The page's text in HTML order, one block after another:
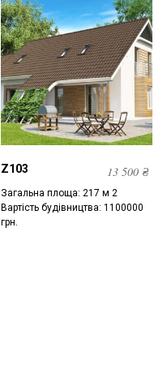
Z103 13 500 ₴
Загальна площа: 217 м 2
Вартість будівництва: 1100000
грн.